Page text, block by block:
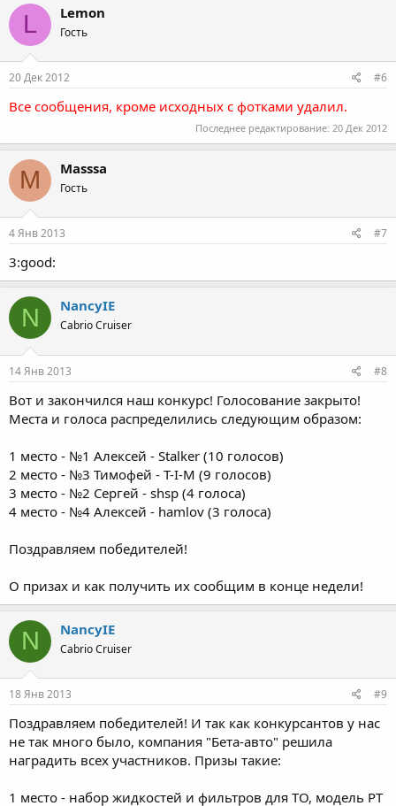
L Lemon
Гость
20 Дек 2012 #6
Все сообщения, кроме исходных с фотками удалил.
Последнее редактирование: 20 Дек 2012
M Masssa
Гость
4 Янв 2013 #7
3:good:
N NancyIE
Cabrio Cruiser
14 Янв 2013 #8
Вот и закончился наш конкурс! Голосование закрыто!
Места и голоса распределились следующим образом:
1 место - №1 Алексей - Stalker (10 голосов)
2 место - №3 Тимофей - T-I-M (9 голосов)
3 место - №2 Сергей - shsp (4 голоса)
4 место - №4 Алексей - hamlov (3 голоса)
Поздравляем победителей!
О призах и как получить их сообщим в конце недели!
N NancyIE
Cabrio Cruiser
18 Янв 2013 #9
Поздравляем победителей! И так как конкурсантов у нас
не так много было, компания "Бета-авто" решила
наградить всех участников. Призы такие:
1 место - набор жидкостей и фильтров для ТО, модель PT